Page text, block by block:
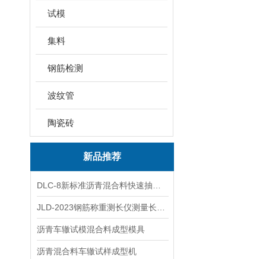
试模
集料
钢筋检测
波纹管
陶瓷砖
新品推荐
沥青车辙试模混合料成型模具
沥青混合料车辙试样成型机